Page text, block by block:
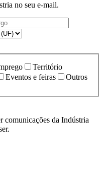
no seu e-mail.
Território
Eventos e feiras
Outros
comunicações da Indústria